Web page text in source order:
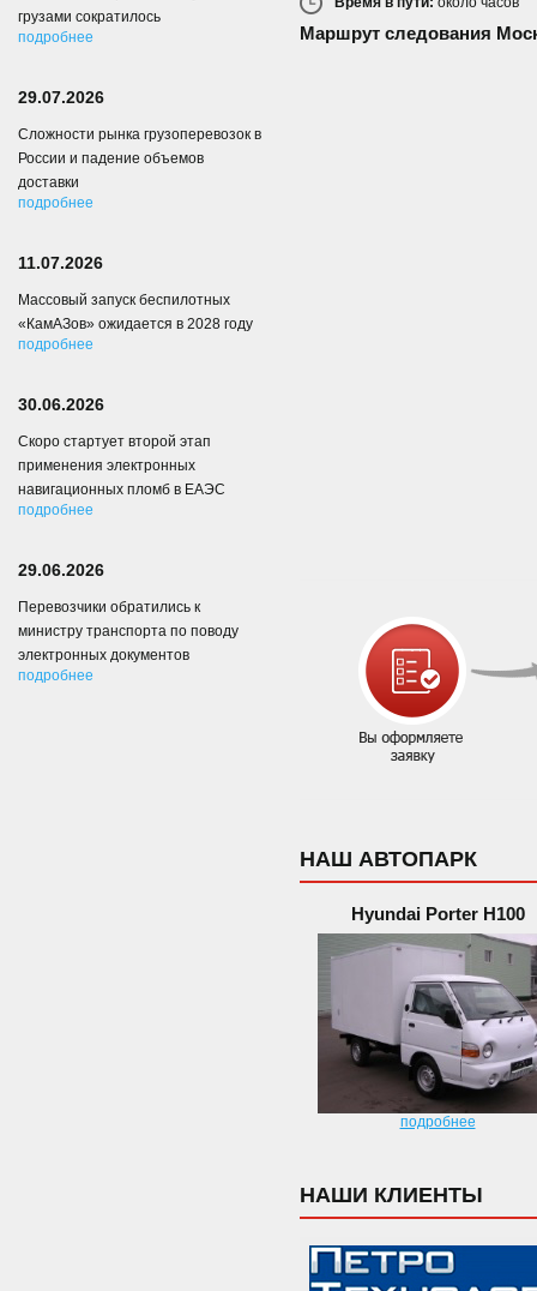
Маршрут следования
НАШ АВТОПАРК
Hyundai Porter H100
подробнее
НАШИ КЛИЕНТЫ
грузами сократилось
подробнее
29.07.2026
Сложности рынка грузоперевозок в
России и падение объемов
доставки
подробнее
11.07.2026
Массовый запуск беспилотных
«КамАЗов» ожидается в 2028 году
подробнее
30.06.2026
Скоро стартует второй этап
применения электронных
навигационных пломб в ЕАЭС
подробнее
29.06.2026
Перевозчики обратились к
министру транспорта по поводу
электронных документов
подробнее